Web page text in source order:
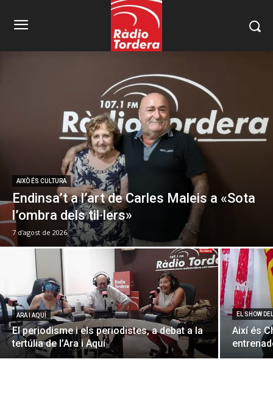
AIXÒ ÉS CULTURA
Endinsa’t a l’art de Carles Maleis a «Sota
l’ombra dels til·lers»
7 d'agost de 2026
ARA I AQUÍ
El periodisme i els periodistes, a debat a la
tertúlia de l’Ara i Aquí
EL SHOW
Així és